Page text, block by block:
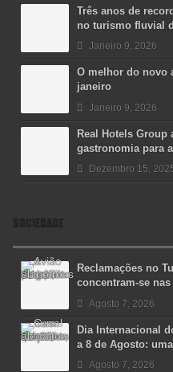
Três anos de
no turismo fluvial
Janeiro 9, 2026
O melhor do novo
janeiro
Janeiro 9, 2026
Real Hotels Group
gastronomia para
Dezembro 15,
SOCIEDADE
Reclamações no
concentram-se
Agosto 7, 2026
Dia Internacional
a 8 de Agosto:
Agosto 7, 2026